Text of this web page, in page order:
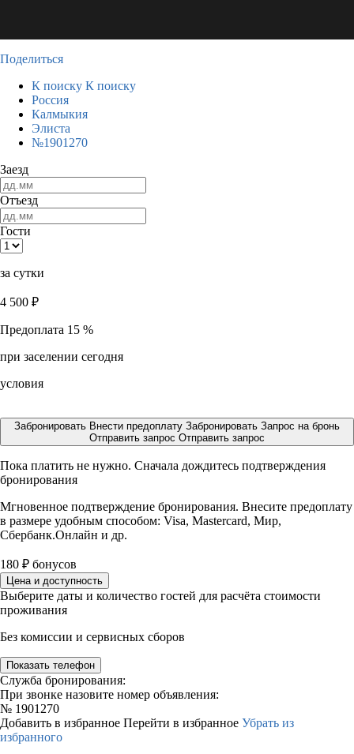
Поделиться
К поиску К поиску
Россия
Калмыкия
Элиста
№1901270
Заезд
Отъезд
Гости
за сутки
4 500 ₽
Предоплата 15 %
при заселении сегодня
условия
Забронировать Внести предоплату Забронировать Запрос на бронь
Отправить запрос Отправить запрос
Пока платить не нужно. Сначала дождитесь подтверждения
бронирования
Мгновенное подтверждение бронирования. Внесите предоплату
в размере удобным способом: Visa, Mastercard, Мир,
Сбербанк.Онлайн и др.
180 ₽ бонусов
Цена и доступность
Выберите даты и количество гостей для расчёта стоимости
проживания
Без комиссии и сервисных сборов
Показать телефон
Служба бронирования:
При звонке назовите номер объявления:
№ 1901270
Добавить в избранное Перейти в избранное Убрать из
избранного